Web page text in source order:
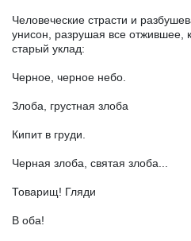
Человеческие страсти и
унисон, разрушая все отжившее,
старый уклад:
Черное, черное небо.
Злоба, грустная злоба
Кипит в груди.
Черная злоба, святая злоба...
Товарищ! Гляди
В оба!